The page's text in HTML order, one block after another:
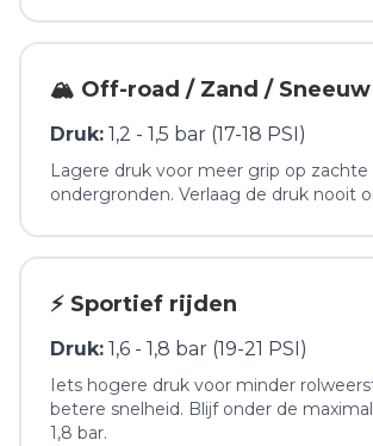
🏔️ Off-road / Zand / Sneeuw
Druk: 1,2 - 1,5 bar (17-18 PSI)
Lagere druk voor meer grip op zachte
ondergronden. Verlaag de druk nooit
⚡ Sportief rijden
Druk: 1,6 - 1,8 bar (19-21 PSI)
Iets hogere druk voor minder
betere snelheid. Blijf onder de
1,8 bar.